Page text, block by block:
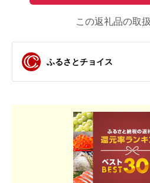
この返礼品の取
ふるさとチョイス